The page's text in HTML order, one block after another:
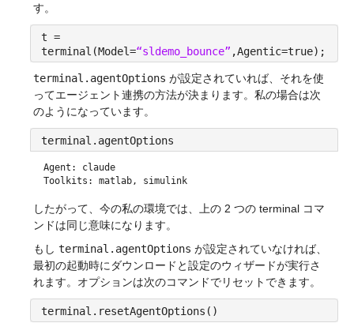
す。
t =
terminal(Model=“sldemo_bounce” ,Agentic=true);
terminal.agentOptions が設定されていれば、それを使
ってエージェント連携の方法が決まります。私の場合は次
のようになっています。
terminal.agentOptions
Agent: claude
Toolkits: matlab, simulink
したがって、今の私の環境では、上の 2 つの terminal コマ
ンドは同じ意味になります。
もし terminal.agentOptions が設定されていなければ、
最初の起動時にダウンロードと設定のウィザードが実行さ
れます。オプションは次のコマンドでリセットできます。
terminal.resetAgentOptions()